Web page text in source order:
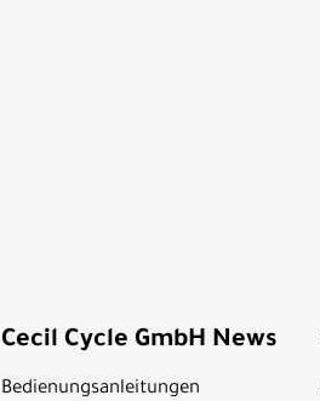
Cecil Cycle GmbH News
Bedienungsanleitungen